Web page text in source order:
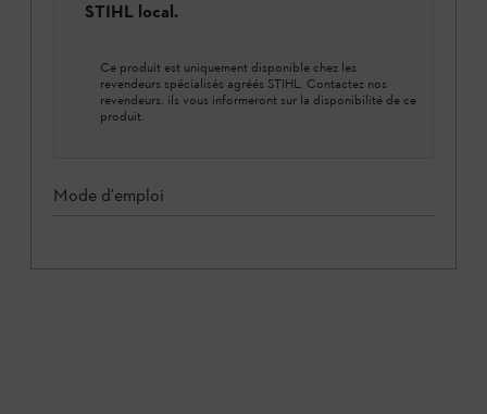
STIHL local.
Ce produit est uniquement disponible chez les
revendeurs spécialisés agréés STIHL. Contactez nos
revendeurs, ils vous informeront sur la disponibilité de ce
produit.
Mode d'emploi